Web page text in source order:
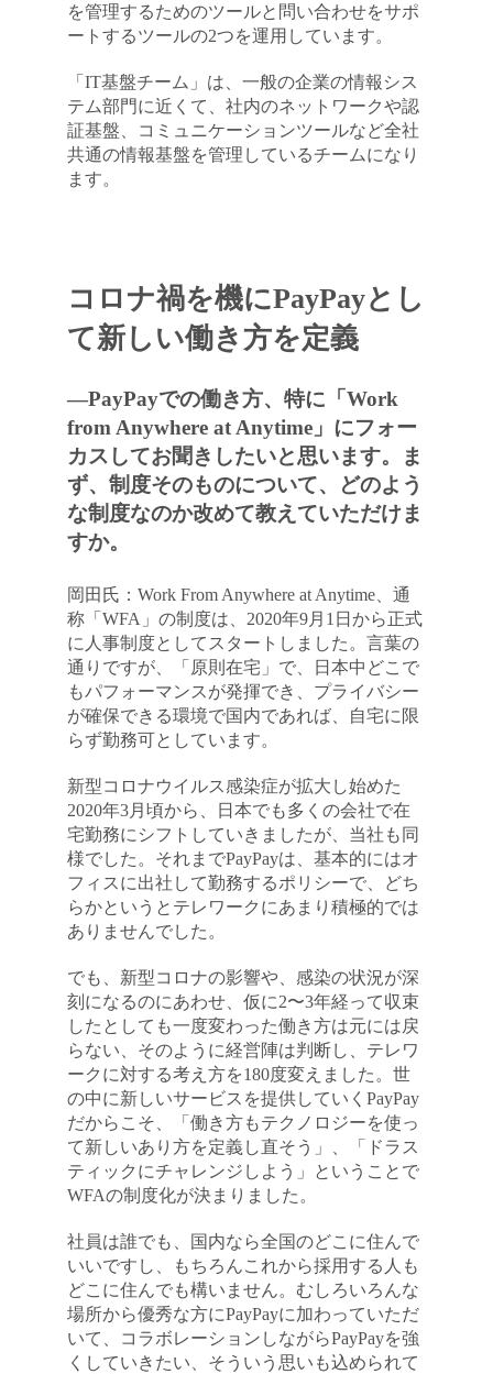
を管理するためのツールと問い合わせをサポ
ートするツールの2つを運用しています。
「IT基盤チーム」は、一般の企業の情報シス
テム部門に近くて、社内のネットワークや認
証基盤、コミュニケーションツールなど全社
共通の情報基盤を管理しているチームになり
ます。
コロナ禍を機にPayPayとし
て新しい働き方を定義
―PayPayでの働き方、特に「Work
from Anywhere at Anytime」にフォー
カスしてお聞きしたいと思います。ま
ず、制度そのものについて、どのよう
な制度なのか改めて教えていただけま
すか。
岡田氏：Work From Anywhere at Anytime、通
称「WFA」の制度は、2020年9月1日から正式
に人事制度としてスタートしました。言葉の
通りですが、「原則在宅」で、日本中どこで
もパフォーマンスが発揮でき、プライバシー
が確保できる環境で国内であれば、自宅に限
らず勤務可としています。
新型コロナウイルス感染症が拡大し始めた
2020年3月頃から、日本でも多くの会社で在
宅勤務にシフトしていきましたが、当社も同
様でした。それまでPayPayは、基本的にはオ
フィスに出社して勤務するポリシーで、どち
らかというとテレワークにあまり積極的では
ありませんでした。
でも、新型コロナの影響や、感染の状況が深
刻になるのにあわせ、仮に2〜3年経って収束
したとしても一度変わった働き方は元には戻
らない、そのように経営陣は判断し、テレワ
ークに対する考え方を180度変えました。世
の中に新しいサービスを提供していくPayPay
だからこそ、「働き方もテクノロジーを使っ
て新しいあり方を定義し直そう」、「ドラス
ティックにチャレンジしよう」ということで
WFAの制度化が決まりました。
社員は誰でも、国内なら全国のどこに住んで
いいですし、もちろんこれから採用する人も
どこに住んでも構いません。むしろいろんな
場所から優秀な方にPayPayに加わっていただ
いて、コラボレーションしながらPayPayを強
くしていきたい、そういう思いも込められて